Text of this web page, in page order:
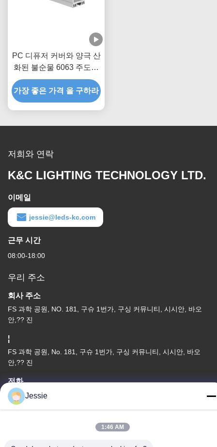
PC 디퓨저 커버와 양극 산
화된 불순물 6063 주도하
는 스트립 라이트 구축
가장 좋은 가격 을 구하라
저희와 연락
K&C LIGHTING TECHNOLOGY LTD.
이메일
jessie@leds-kc.com
근무 시간
08:00-18:00
우리 주소
회사 주소
FS 과학 공원, NO. 181, 구슈 1번가, 구싱 커뮤니티, 시시안, 바오
안,?? 진
¦
FS 과학 공원, No. 181, 구슈 1번가, 구싱 커뮤니티, 시시안, 바오
안,?? 진
전화
86-0755-22300563
Jessie
1:46 AM